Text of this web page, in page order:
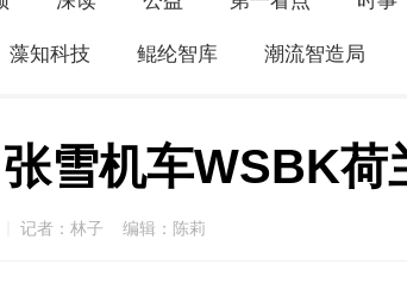
藻知科技 鲲纶智库 潮流智造局
雪机车WSBK荷
记者：林子 编辑：陈莉